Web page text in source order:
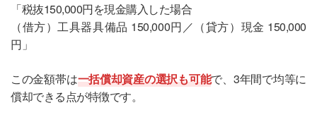
「税抜150,000円を現金購入した場合
（借方）工具器具備品 150,000円／（貸方）現金 150,000
円」
この金額帯は一括償却資産の選択も可能で、3年間で均等に
償却できる点が特徴です。